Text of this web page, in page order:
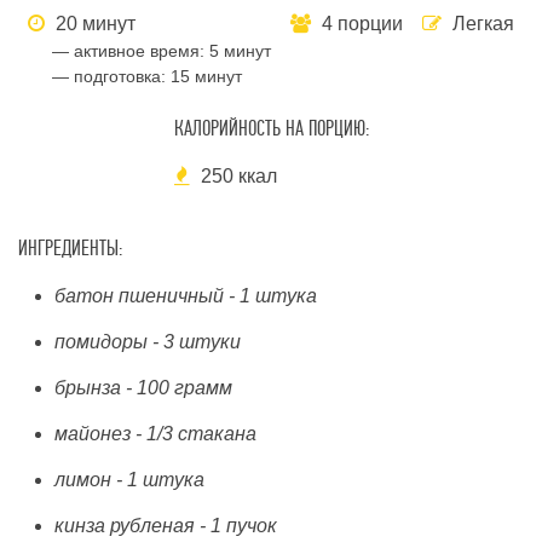
20 минут
— активное время: 5 минут
— подготовка: 15 минут
4 порции Легкая
КАЛОРИЙНОСТЬ НА ПОРЦИЮ:
250 ккал
ИНГРЕДИЕНТЫ:
батон пшеничный - 1 штука
помидоры - 3 штуки
брынза - 100 грамм
майонез - 1/3 стакана
лимон - 1 штука
кинза рубленая - 1 пучок